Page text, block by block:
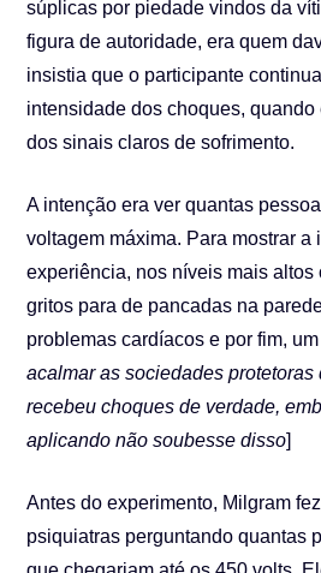
súplicas por piedade vindos da
figura de autoridade, era quem
insistia que o participante
intensidade dos choques,
dos sinais claros de sofrimento.
A intenção era ver quantas
voltagem máxima. Para mostrar a
experiência, nos níveis mais altos
gritos para de pancadas na
problemas cardíacos e por fim,
acalmar as sociedades
recebeu choques de verdade,
aplicando não soubesse disso]
Antes do experimento, Milgram
psiquiatras perguntando quantas